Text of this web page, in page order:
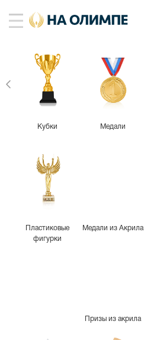
Кубки Медали
Пластиковые
фигурки
Медали из Акрила
Призы из акрила
живое фото